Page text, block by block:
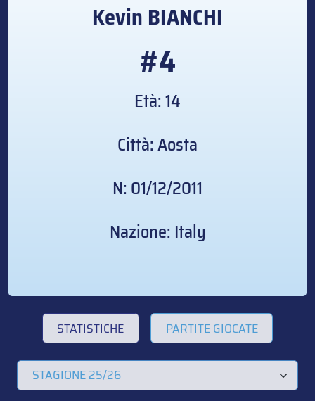
Kevin BIANCHI
#4
Età: 14
Città: Aosta
N: 01/12/2011
Nazione: Italy
STATISTICHE PARTITE GIOCATE